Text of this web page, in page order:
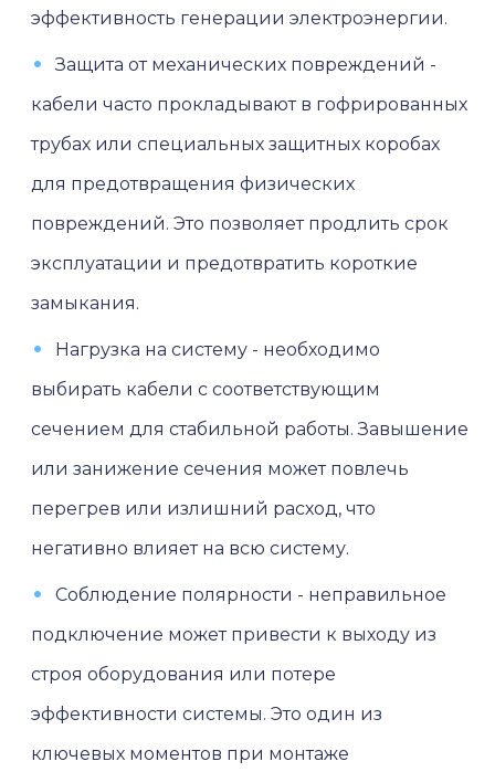
эффективность генерации электроэнергии.
Защита от механических повреждений -
кабели часто прокладывают в гофрированных
трубах или специальных защитных коробах
для предотвращения физических
повреждений. Это позволяет продлить срок
эксплуатации и предотвратить короткие
замыкания.
Нагрузка на систему - необходимо
выбирать кабели с соответствующим
сечением для стабильной работы. Завышение
или занижение сечения может повлечь
перегрев или излишний расход, что
негативно влияет на всю систему.
Соблюдение полярности - неправильное
подключение может привести к выходу из
строя оборудования или потере
эффективности системы. Это один из
ключевых моментов при монтаже